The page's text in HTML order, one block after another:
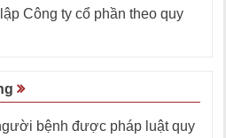
Công ty cổ phần theo quy
bệnh được pháp luật quy